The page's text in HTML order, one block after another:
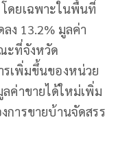
โดยเฉพาะในพื้นที่
ง 13.2% มูลค่า
ะที่จังหวัด
รเพิ่มขึ้นของหน่วย
ค่าขายได้ใหม่เพิ่ม
การขายบ้านจัดสรร